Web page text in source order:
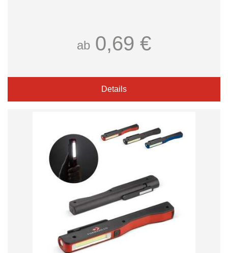
ab 0,69 €
Details